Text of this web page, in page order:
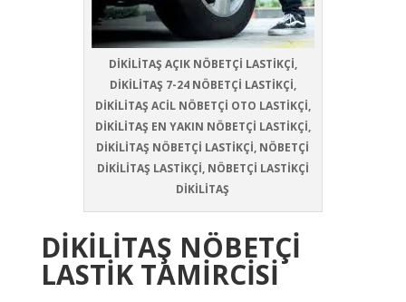
DİKİLİTAŞ AÇIK NÖBETÇİ LASTİKÇİ,
DİKİLİTAŞ 7-24 NÖBETÇİ LASTİKÇİ,
DİKİLİTAŞ ACİL NÖBETÇİ OTO LASTİKÇİ,
DİKİLİTAŞ EN YAKIN NÖBETÇİ LASTİKÇİ,
DİKİLİTAŞ NÖBETÇİ LASTİKÇİ, NÖBETÇİ
DİKİLİTAŞ LASTİKÇİ, NÖBETÇİ LASTİKÇİ
DİKİLİTAŞ
DİKİLİTAŞ NÖBETÇİ
LASTİK TAMİRCİSİ